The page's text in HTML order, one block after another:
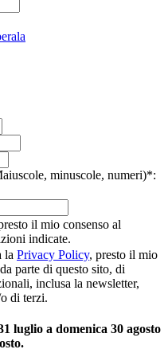
minuscole, numeri)*:
il mio consenso al
indicate.
la Privacy Policy, presto il mio
parte di questo sito, di
inclusa la newsletter,
di terzi.
luglio a domenica 30 agosto